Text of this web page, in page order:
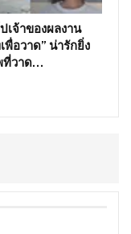
เจ้าของผลงาน
พื่อวาด” น่ารักยิ่ง
ที่วาด…